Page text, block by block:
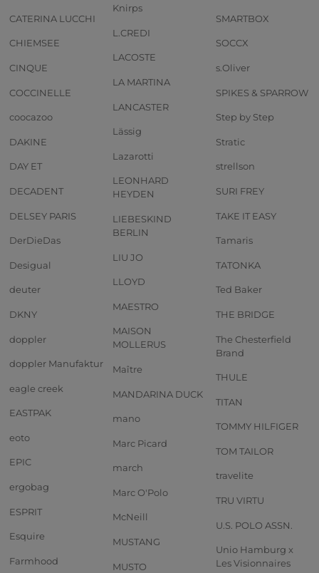
CATERINA LUCCHI
CHIEMSEE
CINQUE
COCCINELLE
coocazoo
DAKINE
DAY ET
DECADENT
DELSEY PARIS
DerDieDas
Desigual
deuter
DKNY
doppler
doppler Manufaktur
eagle creek
EASTPAK
eoto
EPIC
ergobag
ESPRIT
Esquire
Farmhood
Knirps
L.CREDI
LACOSTE
LA MARTINA
LANCASTER
Lässig
Lazarotti
LEONHARD
HEYDEN
LIEBESKIND
BERLIN
LIU JO
LLOYD
MAESTRO
MAISON
MOLLERUS
Maître
MANDARINA DUCK
mano
Marc Picard
march
Marc O'Polo
McNeill
MUSTANG
MUSTO
SMARTBOX
SOCCX
s.Oliver
SPIKES & SPARROW
Step by Step
Stratic
strellson
SURI FREY
TAKE IT EASY
Tamaris
TATONKA
Ted Baker
THE BRIDGE
The Chesterfield
Brand
THULE
TITAN
TOMMY HILFIGER
TOM TAILOR
travelite
TRU VIRTU
U.S. POLO ASSN.
Unio Hamburg x
Les Visionnaires